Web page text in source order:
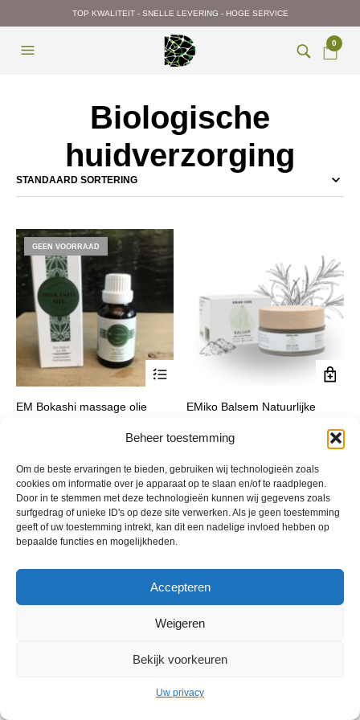
Beheer toestemming
Om de beste ervaringen te bieden, gebruiken wij technologieën zoals
cookies om informatie over je apparaat op te slaan en/of te raadplegen.
Door in te stemmen met deze technologieën kunnen wij gegevens zoals
surfgedrag of unieke ID's op deze site verwerken. Als je geen toestemming
geeft of uw toestemming intrekt, kan dit een nadelige invloed hebben op
bepaalde functies en mogelijkheden.
Accepteren
Weigeren
Bekijk voorkeuren
Uw privacy
TOP KWALITEIT - SNELLE LEVERING - HOGE SERVICE
0
Biologische
huidverzorging
GEEN VOORRAAD
meerdere
Deze
kan
gekozen
worden
op
de
productpagina
EM Bokashi massage olie
EMiko Balsem Natuurlijke
€29,90 incl. btw